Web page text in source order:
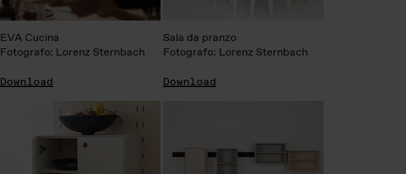
EVA Cucina
Fotografo: Lorenz Sternbach
Download
Sala da pranzo
Fotografo: Lorenz Sternbach
Download